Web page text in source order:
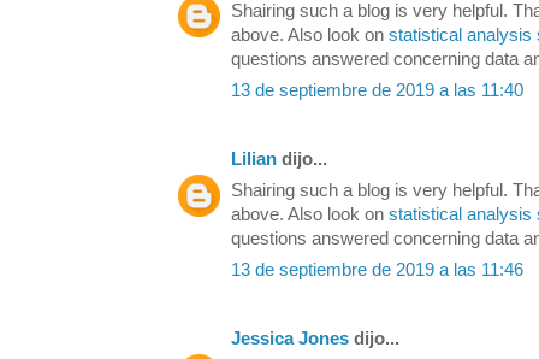
Shairing such a blog is very helpful.
above. Also look on statistical analysis
questions answered concerning data
13 de septiembre de 2019 a las 11:40
Lilian dijo...
Shairing such a blog is very helpful.
above. Also look on statistical analysis
questions answered concerning data
13 de septiembre de 2019 a las 11:46
Jessica Jones dijo...